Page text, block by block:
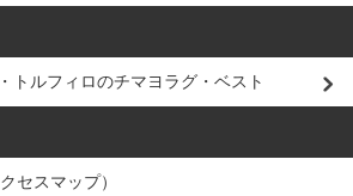
トルフィロのチマヨラグ・ベスト
セスマップ）